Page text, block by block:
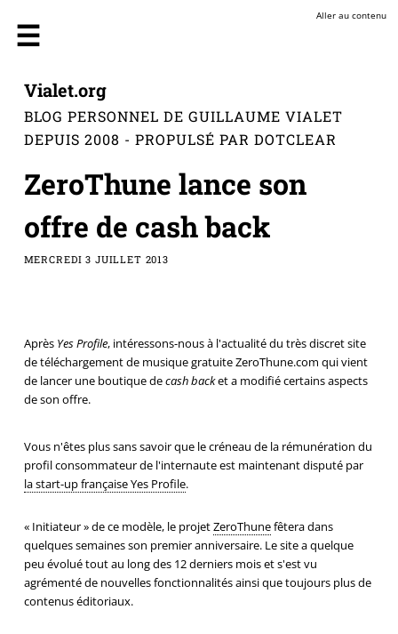
Aller au contenu
Vialet.org
BLOG PERSONNEL DE GUILLAUME VIALET
DEPUIS 2008 - PROPULSÉ PAR DOTCLEAR
ZeroThune lance son
offre de cash back
MERCREDI 3 JUILLET 2013
Après Yes Profile, intéressons-nous à l'actualité du très discret site
de téléchargement de musique gratuite ZeroThune.com qui vient
de lancer une boutique decash backet a modifié certains aspects
de son offre.
Vous n'êtes plus sans savoir que le créneau de la rémunération du
profil consommateur de l'internaute est maintenant disputé par
la start-up française Yes Profile.
« Initiateur » de ce modèle, le projetZeroThunefêtera dans
quelques semaines son premier anniversaire. Le site a quelque
peu évolué tout au long des 12 derniers mois et s'est vu
agrémenté de nouvelles fonctionnalités ainsi que toujours plus de
contenus éditoriaux.